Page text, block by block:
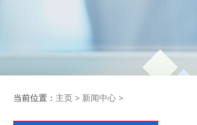
当前位置： 主页 > 新闻中心 >